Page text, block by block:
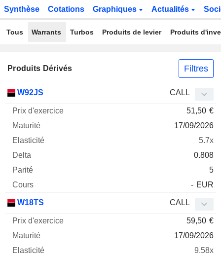
Synthèse Cotations Graphiques Actualités
Tous Warrants Turbos Produits de levier Produits
Produits Dérivés Filtres
Mnemo Type
Parité
W92JS CALL
51,50 €
17/09/2026
5.7x
0.808
5
- EUR
W18TS CALL
59,50 €
17/09/2026
9.58x